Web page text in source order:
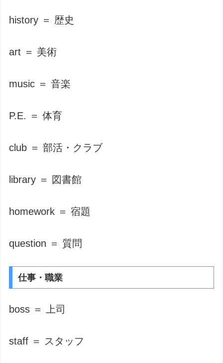
history ＝ 歴史
art ＝ 美術
music ＝ 音楽
P.E. ＝ 体育
club ＝ 部活・クラブ
library ＝ 図書館
homework ＝ 宿題
question ＝ 質問
仕事・職業
boss ＝ 上司
staff ＝ スタッフ